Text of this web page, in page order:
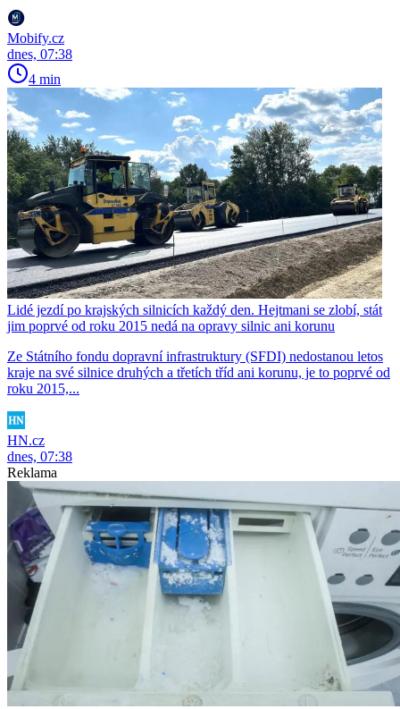
Mobify.cz
dnes, 07:38
4 min
Lidé jezdí po krajských silnicích každý den. Hejtmani se zlobí, stát
jim poprvé od roku 2015 nedá na opravy silnic ani korunu
Ze Státního fondu dopravní infrastruktury (SFDI) nedostanou letos
kraje na své silnice druhých a třetích tříd ani korunu, je to poprvé od
roku 2015,...
HN.cz
dnes, 07:38
Reklama